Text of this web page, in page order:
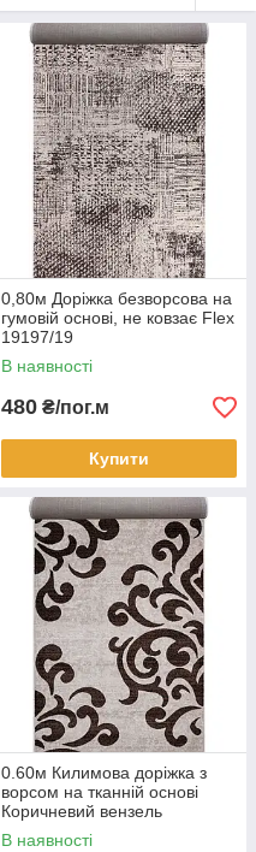
0,80м Доріжка безворсова на
гумовій основі, не ковзає Flex
19197/19
В наявності
480 ₴/пог.м
Купити
0.60м Килимова доріжка з
ворсом на тканній основі
Коричневий вензель
Cappuccino 16028/118
В наявності